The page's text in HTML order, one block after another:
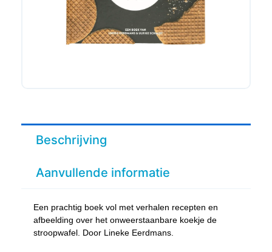
Beschrijving
Aanvullende informatie
Een prachtig boek vol met verhalen recepten en
afbeelding over het onweerstaanbare koekje de
stroopwafel. Door Lineke Eerdmans.